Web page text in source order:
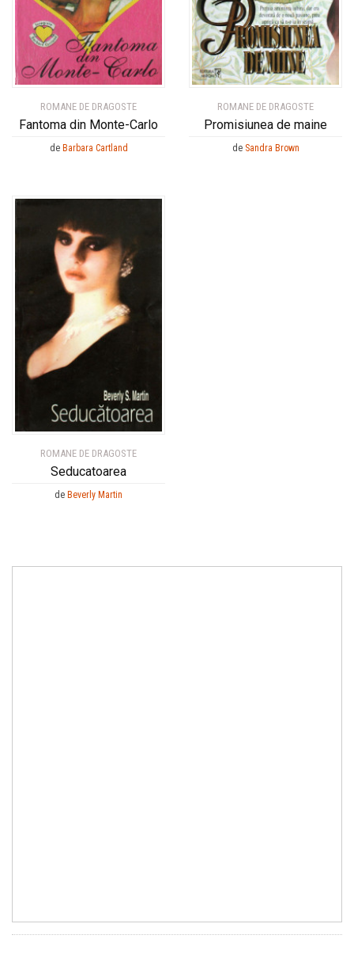
ROMANE DE DRAGOSTE
Fantoma din Monte-Carlo
de Barbara Cartland
ROMANE DE DRAGOSTE
Promisiunea de maine
de Sandra Brown
ROMANE DE DRAGOSTE
Seducatoarea
de Beverly Martin